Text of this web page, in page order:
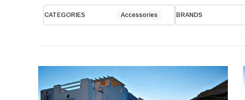
CATEGORIES Accessories BRANDS